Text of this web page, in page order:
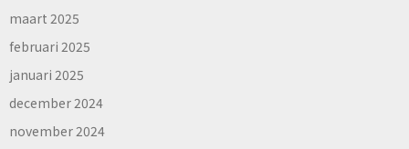
maart 2025
februari 2025
januari 2025
december 2024
november 2024